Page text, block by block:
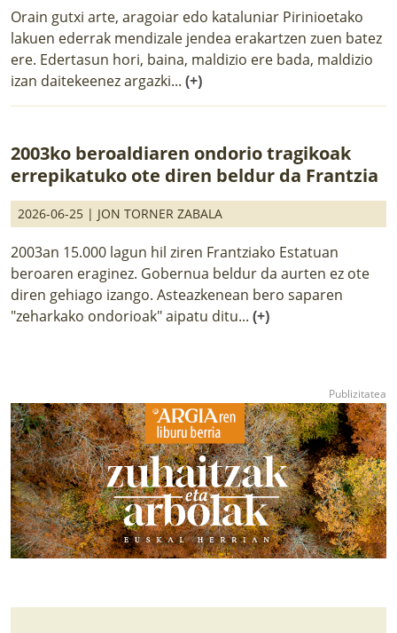
Orain gutxi arte, aragoiar edo kataluniar Pirinioetako
lakuen ederrak mendizale jendea erakartzen zuen batez
ere. Edertasun hori, baina, maldizio ere bada, maldizio
izan daitekeenez argazki... (+)
2003ko beroaldiaren ondorio tragikoak
errepikatuko ote diren beldur da Frantzia
2026-06-25 | JON TORNER ZABALA
2003an 15.000 lagun hil ziren Frantziako Estatuan
beroaren eraginez. Gobernua beldur da aurten ez ote
diren gehiago izango. Asteazkenean bero saparen
"zeharkako ondorioak" aipatu ditu... (+)